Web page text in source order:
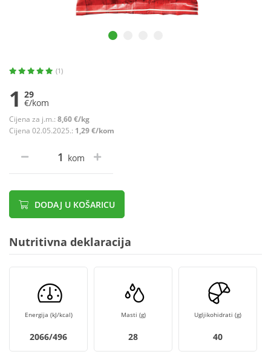
(1)
1 29
€/kom
Cijena za j.m.: 8,60 €/kg
Cijena 02.05.2025.: 1,29 €/kom
kom
DODAJ U KOŠARICU
Nutritivna deklaracija
Energija (kJ/kcal)
2066/496
Masti (g)
28
Ugljikohidrati (g)
40